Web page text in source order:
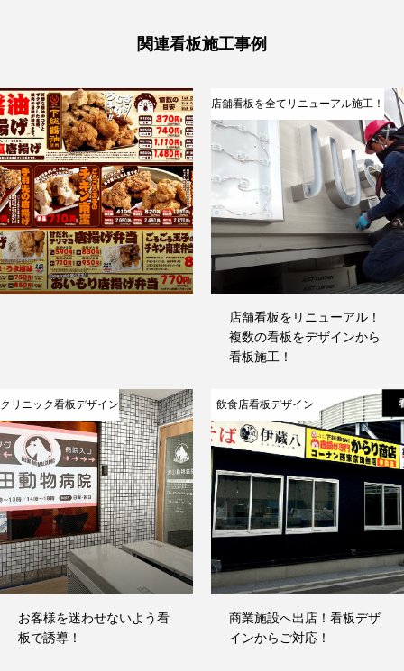
プレート看板デザイン
ウィンドウサイン・デザイン
屋外スタンド看板デザイン
関連看板施工事例
店舗看板を全てリニューアル施工！
店舗看板をリニューアル！
複数の看板をデザインから
看板施工！
クリニック看板デザイン
お客様を迷わせないよう看
板で誘導！
飲食店看板デザイン
商業施設へ出店！看板デザ
インからご対応！